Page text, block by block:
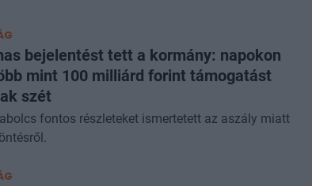
bejelentést tett a kormány: napokon
mint 100 milliárd forint támogatást
szét
fontos részleteket ismertetett az aszály miatt